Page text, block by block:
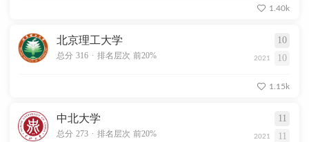
1.40k
北京理工大学 10
总分 316 . 排名层次 前20% 2021 10
1.15k
中北大学 11
总分 273 . 排名层次 前20% 2021 11